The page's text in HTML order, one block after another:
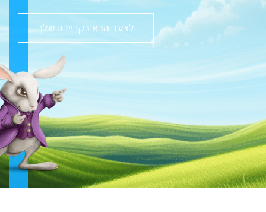
לצעד הבא בקריירה שלך